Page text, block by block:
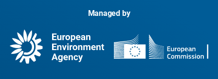
Managed by